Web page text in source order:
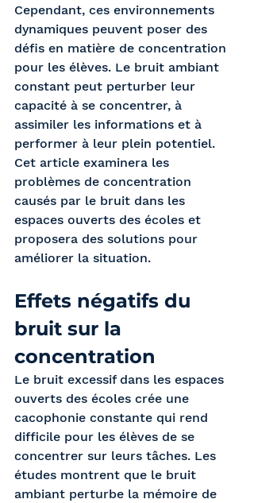
Cependant, ces environnements
dynamiques peuvent poser des
défis en matière de concentration
pour les élèves. Le bruit ambiant
constant peut perturber leur
capacité à se concentrer, à
assimiler les informations et à
performer à leur plein potentiel.
Cet article examinera les
problèmes de concentration
causés par le bruit dans les
espaces ouverts des écoles et
proposera des solutions pour
améliorer la situation.
Effets négatifs du
bruit sur la
concentration
Le bruit excessif dans les espaces
ouverts des écoles crée une
cacophonie constante qui rend
difficile pour les élèves de se
concentrer sur leurs tâches. Les
études montrent que le bruit
ambiant perturbe la mémoire de